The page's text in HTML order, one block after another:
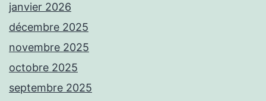
janvier 2026
décembre 2025
novembre 2025
octobre 2025
septembre 2025